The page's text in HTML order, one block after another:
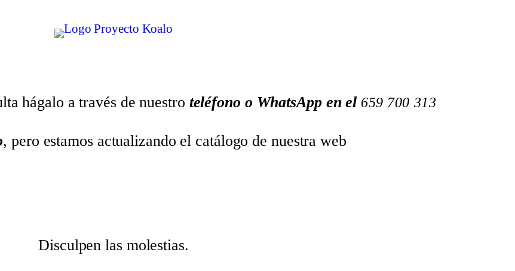
hágalo a través de nuestro teléfono o WhatsApp en el 659 700 313
, pero estamos actualizando el catálogo de nuestra web
Disculpen las molestias.